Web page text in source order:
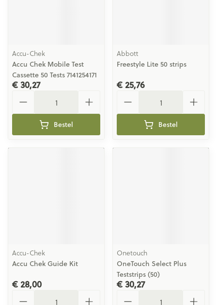
Accu-Chek
Accu Chek Mobile Test
Cassette 50 Tests 7141254171
€ 30,27
Bestel
Abbott
Freestyle Lite 50 strips
€ 25,76
Bestel
Accu-Chek
Accu Chek Guide Kit
€ 28,00
Onetouch
OneTouch Select Plus
Teststrips (50)
€ 30,27